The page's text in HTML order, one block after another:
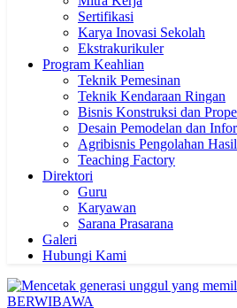
Sertifikasi
Karya Inovasi Sekolah
Ekstrakurikuler
Program Keahlian
Teknik Pemesinan
Teknik Kendaraan Ringan
Bisnis Konstruksi dan
Desain Pemodelan dan
Agribisnis Pengolahan
Teaching Factory
Direktori
Guru
Karyawan
Sarana Prasarana
Galeri
Hubungi Kami